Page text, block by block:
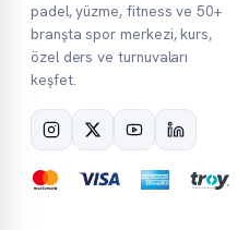
padel, yüzme, fitness ve 50+
branşta spor merkezi, kurs,
özel ders ve turnuvaları
keşfet.